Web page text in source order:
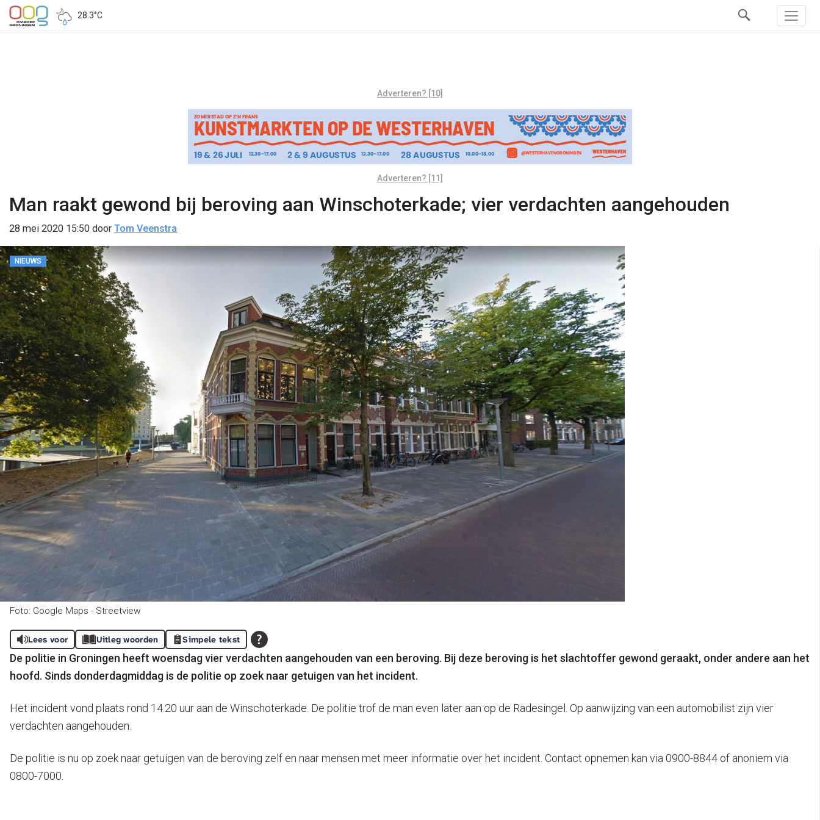
28.3°C
Adverteren? [10]
Adverteren? [11]
Man raakt gewond bij beroving aan Winschoterkade; vier verdachten aangehouden
28 mei 2020 15:50 door Tom Veenstra
NIEUWS
Foto: Google Maps - Streetview
Lees voor Uitleg woorden Simpele tekst
De politie in Groningen heeft woensdag vier verdachten aangehouden van een beroving. Bij deze beroving is het slachtoffer gewond geraakt, onder andere aan het
hoofd. Sinds donderdagmiddag is de politie op zoek naar getuigen van het incident.
Het incident vond plaats rond 14.20 uur aan de Winschoterkade. De politie trof de man even later aan op de Radesingel. Op aanwijzing van een automobilist zijn vier
verdachten aangehouden.
De politie is nu op zoek naar getuigen van de beroving zelf en naar mensen met meer informatie over het incident. Contact opnemen kan via 0900-8844 of anoniem via
0800-7000.